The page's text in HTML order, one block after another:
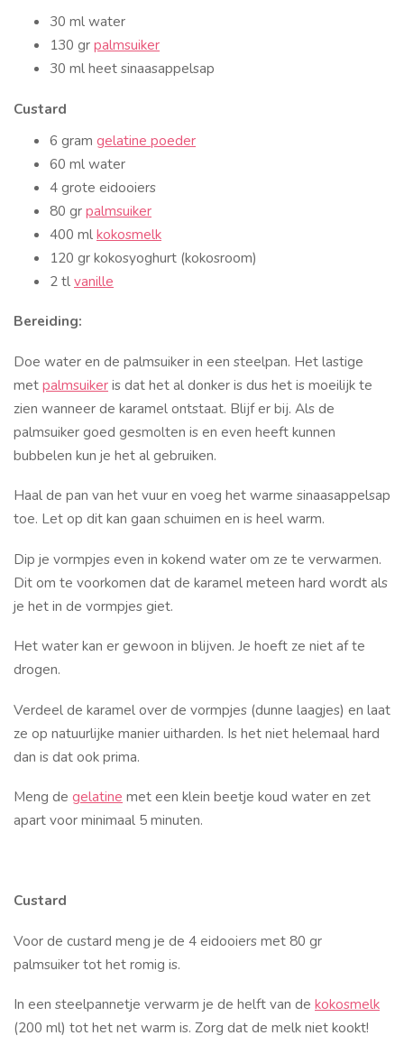
30 ml water
130 grpalmsuiker
30 ml heet sinaasappelsap
Custard
6 gram gelatine poeder
60 ml water
4 grote eidooiers
80 grpalmsuiker
400 mlkokosmelk
120 gr kokosyoghurt (kokosroom)
2 tlvanille
Bereiding:
Doe water en de palmsuiker in een steelpan. Het lastige
metpalmsuikeris dat het al donker is dus het is moeilijk te
zien wanneer de karamel ontstaat. Blijf er bij. Als de
palmsuiker goed gesmolten is en even heeft kunnen
bubbelen kun je het al gebruiken.
Haal de pan van het vuur en voeg het warme sinaasappelsap
toe. Let op dit kan gaan schuimen en is heel warm.
Dip je vormpjes even in kokend water om ze te verwarmen.
Dit om te voorkomen dat de karamel meteen hard wordt als
je het in de vormpjes giet.
Het water kan er gewoon in blijven. Je hoeft ze niet af te
drogen.
Verdeel de karamel over de vormpjes (dunne laagjes) en laat
ze op natuurlijke manier uitharden. Is het niet helemaal hard
dan is dat ook prima.
Meng de gelatine met een klein beetje koud water en zet
apart voor minimaal 5 minuten.
Custard
Voor de custard meng je de 4 eidooiers met 80 gr
palmsuiker tot het romig is.
In een steelpannetje verwarm je de helft van de kokosmelk
(200 ml) tot het net warm is. Zorg dat de melk niet kookt!